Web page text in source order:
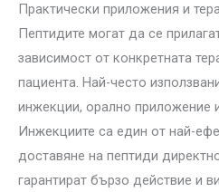
Практически приложения и
Пептидите могат да се
зависимост от конкретната
пациента. Най-често
инжекции, орално приложение
Инжекциите са един от най-
доставяне на пептиди
гарантират бързо действие и